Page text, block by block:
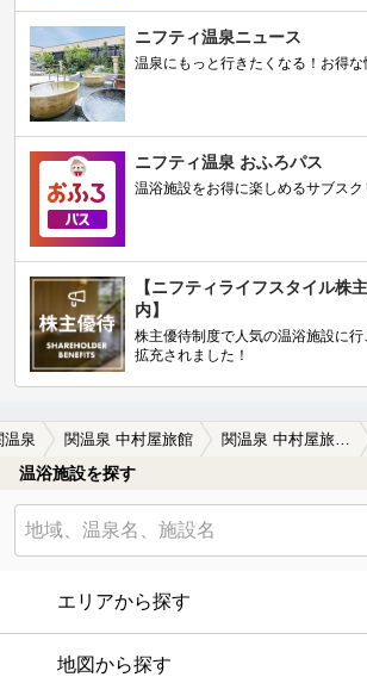
ニフティ温泉ニュース
温泉にもっと行きたくなる！お得な
ニフティ温泉 おふろパス
温浴施設をお得に楽しめるサブス
【ニフティライフスタイル株
内】
株主優待制度で人気の温浴施設に
拡充されました！
温泉 関温泉 中村屋旅館
温浴施設を探す
エリアから探す
地図から探す